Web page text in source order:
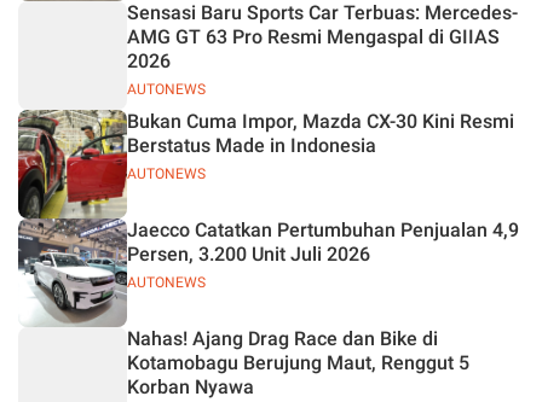
AUTONEWS
Sensasi Baru Sports Car Terbuas: Mercedes-
AMG GT 63 Pro Resmi Mengaspal di GIIAS
2026
AUTONEWS
Bukan Cuma Impor, Mazda CX-30 Kini Resmi
Berstatus Made in Indonesia
AUTONEWS
Jaecco Catatkan Pertumbuhan Penjualan 4,9
Persen, 3.200 Unit Juli 2026
Nahas! Ajang Drag Race dan Bike di
Kotamobagu Berujung Maut, Renggut 5
Korban Nyawa